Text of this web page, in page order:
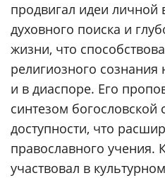
продвигал идеи личной
духовного поиска и
жизни, что
религиозного сознания
и в диаспоре. Его
синтезом богословской
доступности, что
православного учения.
участвовал в